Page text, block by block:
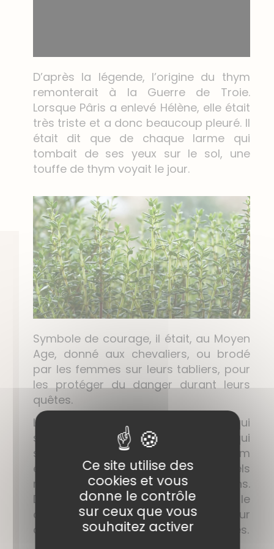
D’après la légende, l’origine du thym
remonterait à la Guerre de Troie.
Lorsque Pâris a enlevé Hélène, elle était
très triste et a donc beaucoup pleuré. Il
était dit que de chaque larme qui
tombait de ses yeux sur le sol, une
touffe de thym voyait le jour.
Symbole de courage, il était, au Moyen
Age, donné aux chevaliers, ou brodé
par les femmes sur leurs tabliers, pour
les protéger du danger durant leurs
quêtes.
Le nom
vient du grec
qui
signifie « parfumer » ou
qui
signifie « esprit » ou « fumée ». Le thym
était en effet utilisé lors des rituels
religieux chez les Grecs et les Romains.
Dans leur vie quotidienne, ils le
coupaient et le brûlaient pour
désinfecter et désodoriser leurs pièces.
Ce site utilise des
cookies et vous
donne le contrôle
sur ceux que vous
souhaitez activer